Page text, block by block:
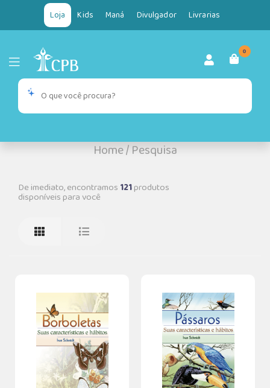
Loja Kids Maná Divulgador Livrarias
0
Home/Pesquisa
De imediato, encontramos 121produtos
disponíveis para você